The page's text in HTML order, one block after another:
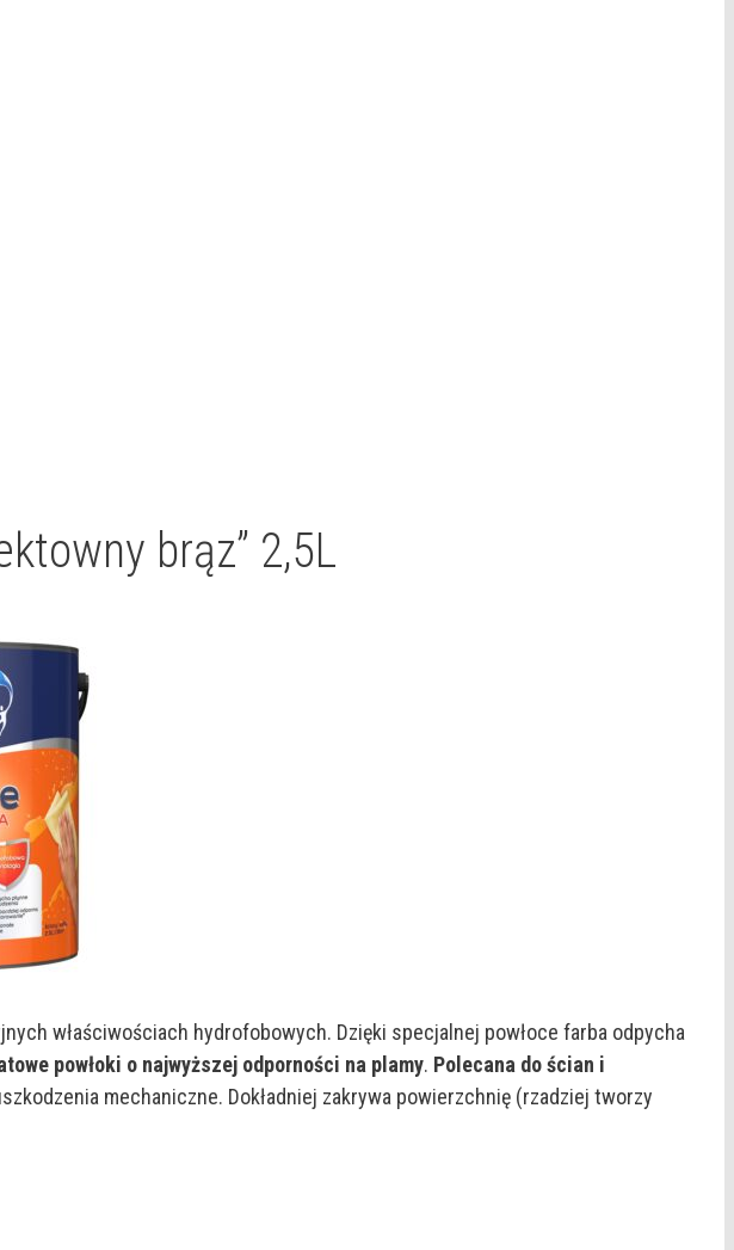
brąz” 2,5L
właściwościach hydrofobowych. Dzięki specjalnej powłoce farba odpycha
powłoki o najwyższej odporności na plamy. Polecana do ścian i
mechaniczne. Dokładniej zakrywa powierzchnię (rzadziej tworzy